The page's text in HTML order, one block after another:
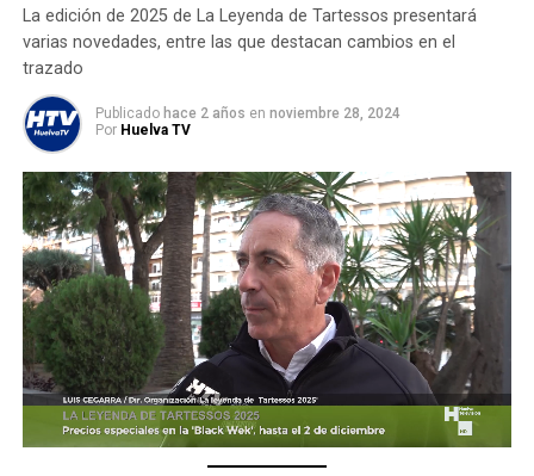
La edición de 2025 de La Leyenda de Tartessos presentará
varias novedades, entre las que destacan cambios en el
trazado
Publicado hace 2 años en noviembre 28, 2024
Por Huelva TV